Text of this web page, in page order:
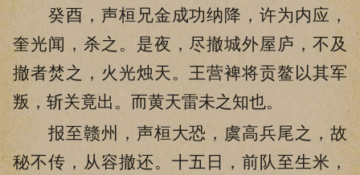
癸酉，声桓兄金成功纳降，许为内应，
奎光闻，杀之。是夜，尽撤城外屋庐，不及
撤者焚之，火光烛天。王营裨将贡鳌以其军
叛，斩关竟出。而黄天雷未之知也。
报至赣州，声桓大恐，虞高兵尾之，故
秘不传，从容撤还。十五日，前队至生米，